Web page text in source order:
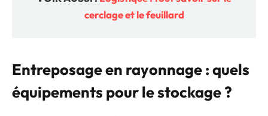
cerclage et le feuillard
Entreposage en rayonnage : quels
équipements pour le stockage ?